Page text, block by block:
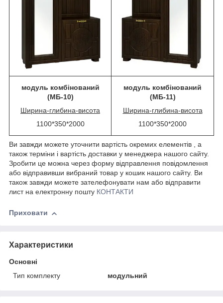
модуль комбінований
(МБ-10)
Ширина-глибина-висота
1100*350*2000
модуль комбінований
(МБ-11)
Ширина-глибина-висота
1100*350*2000
Ви завжди можете уточнити вартість окремих елементів , а
також терміни і вартість доставки у менеджера нашого сайту.
Зробити це можна через форму відправлення повідомлення
або відправивши вибраний товар у кошик нашого сайту. Ви
також завжди можете зателефонувати нам або відправити
лист на електронну пошту КОНТАКТИ
Приховати
Характеристики
Основні
Тип комплекту
модульний